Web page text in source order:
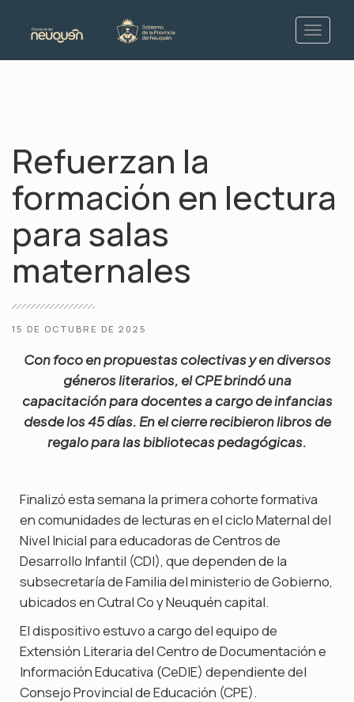
Refuerzan la
formación en lectura
para salas
maternales
15 DE OCTUBRE DE 2025
Con foco en propuestas colectivas y en diversos
géneros literarios, el CPE brindó una
capacitación para docentes a cargo de infancias
desde los 45 días. En el cierre recibieron libros de
regalo para las bibliotecas pedagógicas.
Finalizó esta semana la primera cohorte formativa
en comunidades de lecturas en el ciclo Maternal del
Nivel Inicial para educadoras de Centros de
Desarrollo Infantil (CDI), que dependen de la
subsecretaría de Familia del ministerio de Gobierno,
ubicados en Cutral Co y Neuquén capital.
El dispositivo estuvo a cargo del equipo de
Extensión Literaria del Centro de Documentación e
Información Educativa (CeDIE) dependiente del
Consejo Provincial de Educación (CPE).